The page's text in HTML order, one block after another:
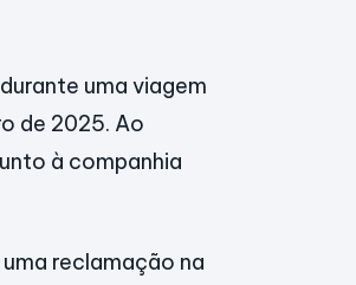
uma viagem
de 2025. Ao
à companhia
reclamação na